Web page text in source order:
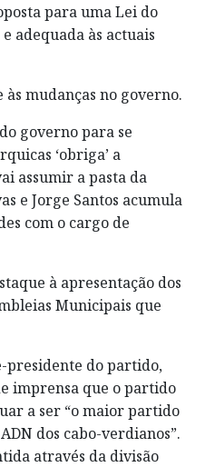
para uma Lei do
adequada às actuais
mudanças no governo.
governo para se
‘obriga’ a
assumir a pasta da
e Jorge Santos acumula
com o cargo de
à apresentação dos
Municipais que
presidente do partido,
imprensa que o partido
a ser “o maior partido
dos cabo-verdianos”.
através da divisão